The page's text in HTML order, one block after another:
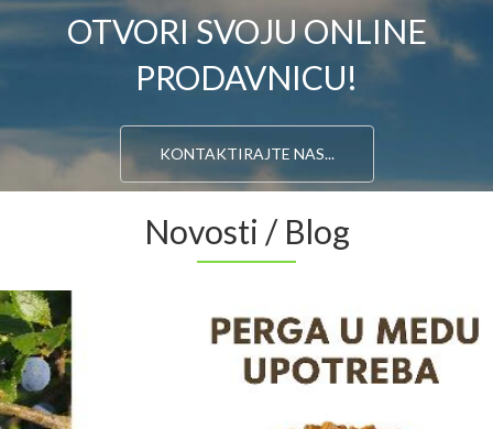
OTVORI SVOJU ONLINE
PRODAVNICU!
KONTAKTIRAJTE NAS...
Novosti / Blog